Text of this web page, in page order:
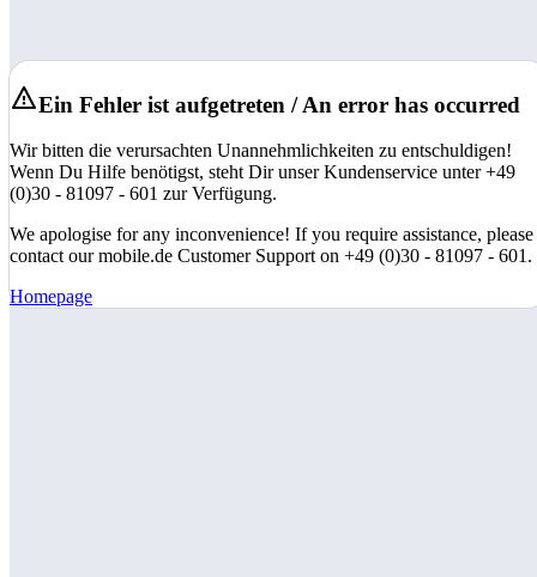
Ein Fehler ist aufgetreten / An error has occurred
Wir bitten die verursachten Unannehmlichkeiten zu entschuldigen!
Wenn Du Hilfe benötigst, steht Dir unser Kundenservice unter +49
(0)30 - 81097 - 601 zur Verfügung.
We apologise for any inconvenience! If you require assistance, please
contact our mobile.de Customer Support on +49 (0)30 - 81097 - 601.
Homepage